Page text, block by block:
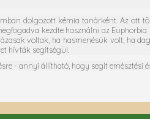
dolgozott kémia tanárként. Az ott
kezdte használni az
voltak, ha hasmenésük volt, ha
hívták segítségül.
- annyi állítható, hogy segít emésztési